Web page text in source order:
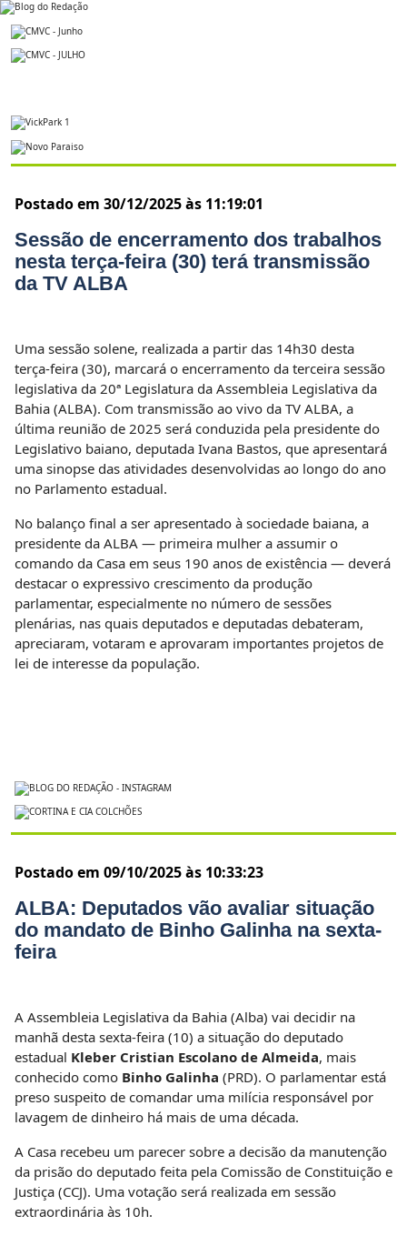
Postado em 30/12/2025 às 11:19:01
Sessão de encerramento dos trabalhos
nesta terça-feira (30) terá transmissão
da TV ALBA
Uma sessão solene, realizada a partir das 14h30 desta
terça-feira (30), marcará o encerramento da terceira sessão
legislativa da 20ª Legislatura da Assembleia Legislativa da
Bahia (ALBA). Com transmissão ao vivo da TV ALBA, a
última reunião de 2025 será conduzida pela presidente do
Legislativo baiano, deputada Ivana Bastos, que apresentará
uma sinopse das atividades desenvolvidas ao longo do ano
no Parlamento estadual.
No balanço final a ser apresentado à sociedade baiana, a
presidente da ALBA — primeira mulher a assumir o
comando da Casa em seus 190 anos de existência — deverá
destacar o expressivo crescimento da produção
parlamentar, especialmente no número de sessões
plenárias, nas quais deputados e deputadas debateram,
apreciaram, votaram e aprovaram importantes projetos de
lei de interesse da população.
Postado em 09/10/2025 às 10:33:23
ALBA: Deputados vão avaliar situação
do mandato de Binho Galinha na sexta-
feira
A Assembleia Legislativa da Bahia (Alba) vai decidir na
manhã desta sexta-feira (10) a situação do deputado
estadual Kleber Cristian Escolano de Almeida, mais
conhecido como Binho Galinha (PRD). O parlamentar está
preso suspeito de comandar uma milícia responsável por
lavagem de dinheiro há mais de uma década.
A Casa recebeu um parecer sobre a decisão da manutenção
da prisão do deputado feita pela Comissão de Constituição e
Justiça (CCJ). Uma votação será realizada em sessão
extraordinária às 10h.